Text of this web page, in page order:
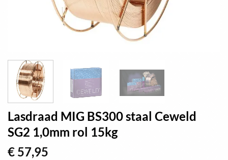
Lasdraad MIG BS300 staal Ceweld
SG2 1,0mm rol 15kg
€ 57,95